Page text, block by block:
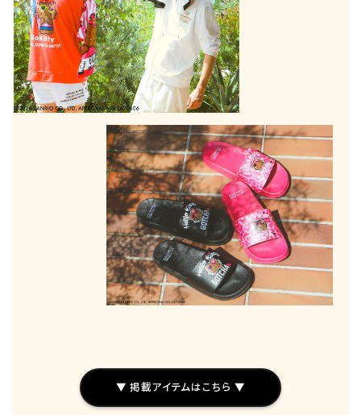
▼ 掲載アイテムはこちら ▼